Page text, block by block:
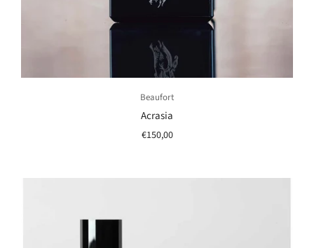
Beaufort
Acrasia
€150,00